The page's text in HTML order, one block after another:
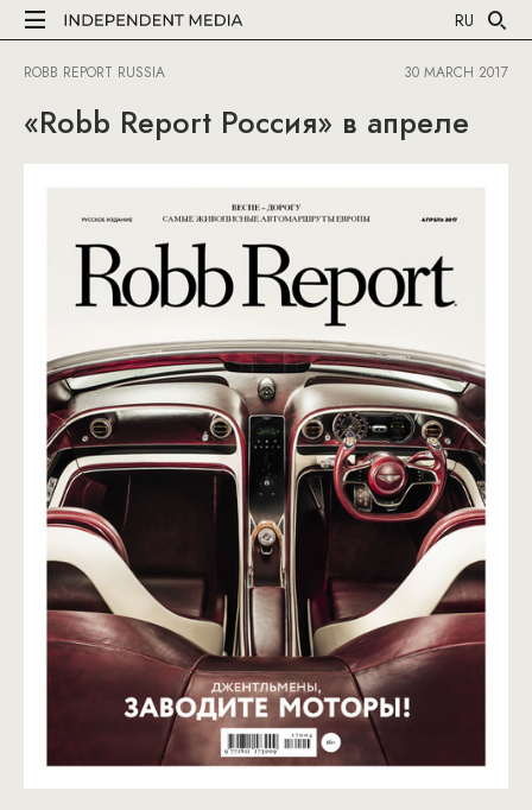
RU
ROBB REPORT RUSSIA 30 MARCH 2017
«Robb Report Россия» в апреле